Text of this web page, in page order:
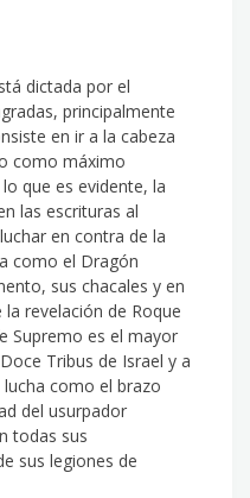
dictada por el
principalmente
en ir a la cabeza
como máximo
que es evidente, la
las escrituras al
en contra de la
como el Dragón
sus chacales y en
revelación de Roque
Supremo es el mayor
Tribus de Israel y a
como el brazo
del usurpador
todas sus
sus legiones de